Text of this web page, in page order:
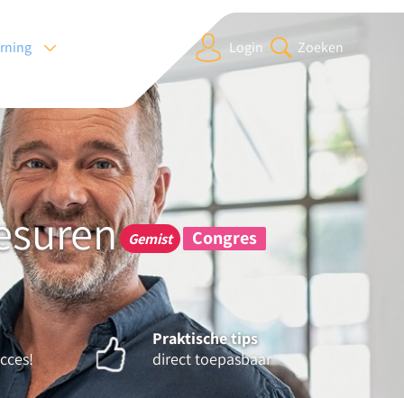
Login Zoeken
Gemist
Congres
Praktische tips
direct toepasbaar